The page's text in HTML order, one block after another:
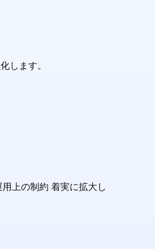
します。
上の制約 着実に拡大し